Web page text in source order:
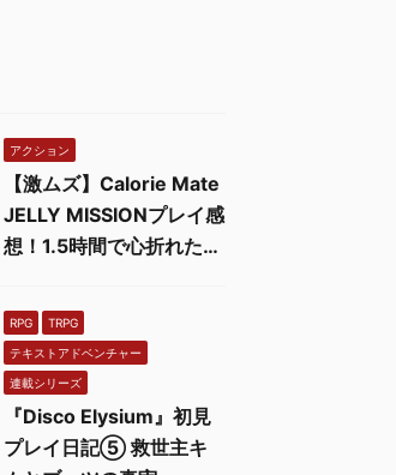
アクション
【激ムズ】Calorie Mate
JELLY MISSIONプレイ感
想！1.5時間で心折れた…
RPG TRPG
テキストアドベンチャー
連載シリーズ
『Disco Elysium』初見
プレイ日記⑤ 救世主キ